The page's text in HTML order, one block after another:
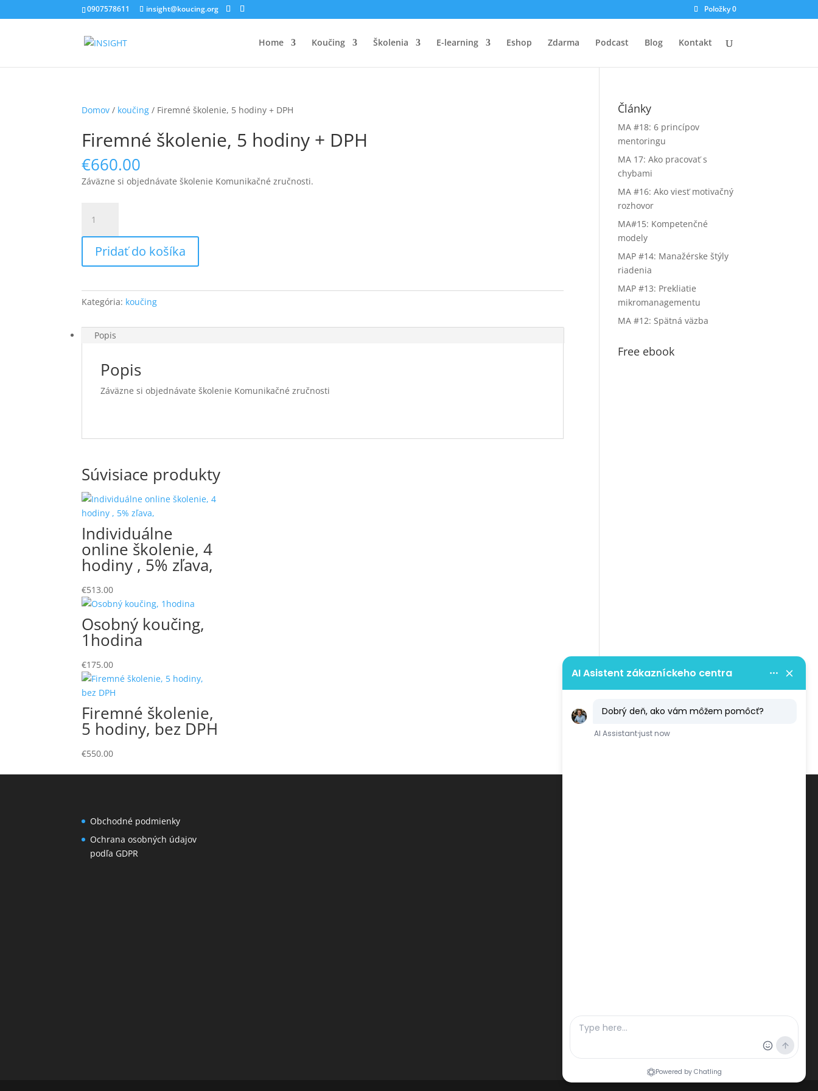
0907578611 insight@koucing.org Položky 0
Home Koučing Školenia E-learning Eshop Zdarma Podcast Blog Kontakt
Domov / koučing / Firemné školenie, 5 hodiny + DPH
Firemné školenie, 5 hodiny + DPH
€660.00
Záväzne si objednávate školenie Komunikačné zručnosti.
Firemné
školenie,
hodiny
DPH
Pridať do košíka
Kategória: koučing
Popis
Popis
Záväzne si objednávate školenie Komunikačné zručnosti
Súvisiace produkty
Individuálne
online školenie, 4
hodiny , 5% zľava,
€513.00
Osobný koučing,
1hodina
€175.00
Firemné školenie,
5 hodiny, bez DPH
€550.00
Články
MA #18: 6 princípov
mentoringu
MA 17: Ako pracovať s
chybami
MA #16: Ako viesť motivačný
rozhovor
MA#15: Kompetenčné
modely
MAP #14: Manažérske štýly
riadenia
MAP #13: Prekliatie
mikromanagementu
MA #12: Spätná väzba
Free ebook
Obchodné podmienky
Ochrana osobných údajov
podľa GDPR